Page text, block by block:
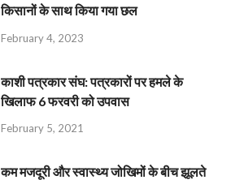
किसानों के साथ किया गया छल
February 4, 2023
काशी पत्रकार संघ: पत्रकारों पर हमले के
खिलाफ 6 फरवरी को उपवास
February 5, 2021
कम मजदूरी और स्वास्थ्य जोखिमों के बीच झूलते